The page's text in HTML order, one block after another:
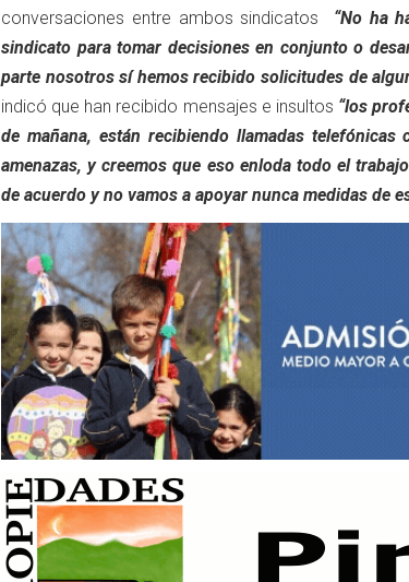
conversaciones entre ambos sindicatos “No ha
sindicato para tomar decisiones en conjunto o
parte nosotros sí hemos recibido solicitudes de
indicó que han recibido mensajes e insultos “los
de mañana, están recibiendo llamadas
amenazas, y creemos que eso enloda todo el
de acuerdo y no vamos a apoyar nunca medidas de